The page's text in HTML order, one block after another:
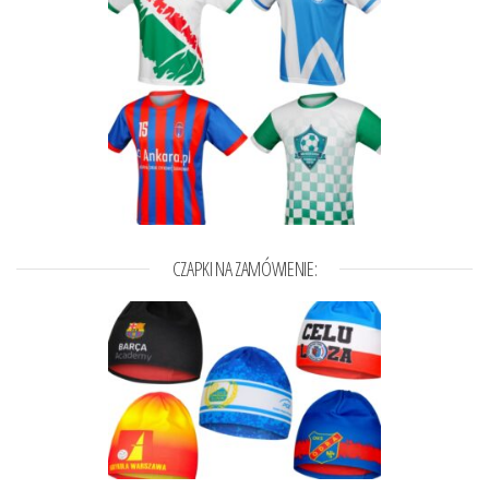
CZAPKI NA ZAMÓWIENIE: